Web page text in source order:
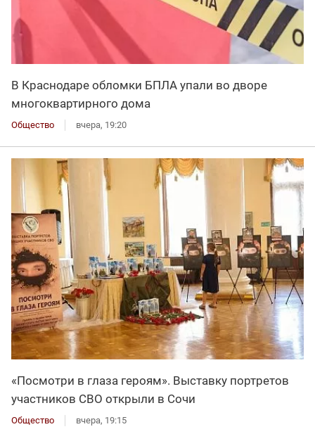
В Краснодаре обломки БПЛА упали во дворе
многоквартирного дома
Общество вчера, 19:20
«Посмотри в глаза героям». Выставку портретов
участников СВО открыли в Сочи
Общество вчера, 19:15